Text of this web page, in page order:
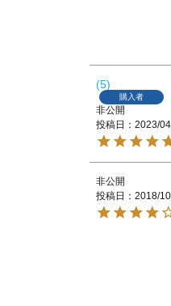
5
購入者
非公開
投稿日
2023/
非公開
投稿日
2018/